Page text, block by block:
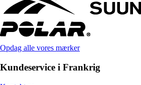
Opdag alle vores mærker
Kundeservice i Frankrig